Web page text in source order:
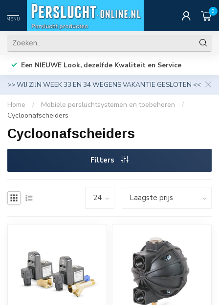
MENU
0
Een NIEUWE Look, dezelfde Kwaliteit en Service
>> WIJ ZIJN WEEK 33 EN 34 WEGENS VAKANTIE GESLOTEN <<
Home / Mobiele persluchtsystemen en toebehoren
/
Cycloonafscheiders
Cycloonafscheiders
Filters